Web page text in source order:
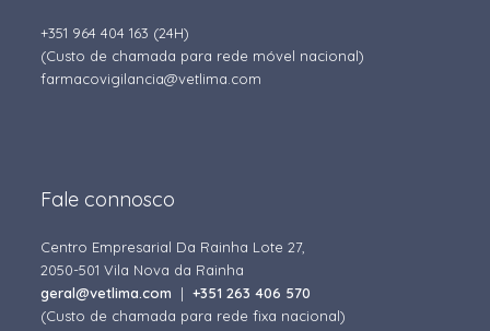
+351 964 404 163 (24H)
(Custo de chamada para rede móvel nacional)
farmacovigilancia@vetlima.com
Fale connosco
Centro Empresarial Da Rainha Lote 27,
2050-501 Vila Nova da Rainha
geral@vetlima.com |+351 263 406 570
(Custo de chamada para rede fixa nacional)